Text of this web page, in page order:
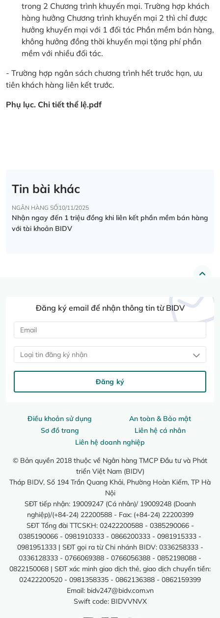
trong 2 Chương trình khuyến mại. Trường hợp khách
hàng hưởng Chương trình khuyến mại 2 thì chỉ được
hưởng khuyến mại với 1 đối tác Phần mềm bán hàng,
không hưởng đồng thời khuyến mại tặng phí phần
mềm với nhiều đối tác.
- Trường hợp ngân sách chương trình hết trước hạn, ưu
tiên khách hàng liên kết trước.
Phụ lục. Chi tiết thể lệ.pdf
Tin bài khác
NGÂN HÀNG SỐ10/11/2025
Nhận ngay đến 1 triệu đồng khi liên kết phần mềm bán hàng
với tài khoản BIDV
Điều khoản sử dụng
An toàn & Bảo mật
Sơ đồ trang
Liên hệ cá nhân
Liên hệ doanh nghiệp
© Bản quyền 2018 thuộc về Ngân hàng TMCP Đầu tư và Phát
triển Việt Nam (BIDV)
Tháp BIDV, Số 194 Trần Quang Khải, Phường Hoàn Kiếm, TP Hà
Nội
SĐT tiếp nhận: 19009247 (Cá nhân)/ 19009248 (Doanh
nghiệp)/(+84-24) 22200588 - Fax: (+84-24) 22200399
SĐT Tổng đài TTCSKH: 02422200588 - 0385290066 -
0385190066 - 0981910333 - 0866200333 - 0981915333 -
0981951333 | SĐT gọi ra từ Chi nhánh BIDV: 0336258333 -
0336128333 - 0766069388 - 0766056388 - 0852198088 -
0822150068 | SĐT xác minh giao dịch thẻ, giao dịch chuyển tiền:
02422200520 - 0981358335 - 0862136388 - 0862159399
Email: bidv247@bidv.com.vn
Swift code: BIDVVNVX
Đăng ký email để nhận thông tin từ BIDV
Loại tin đăng ký nhận
Đăng ký